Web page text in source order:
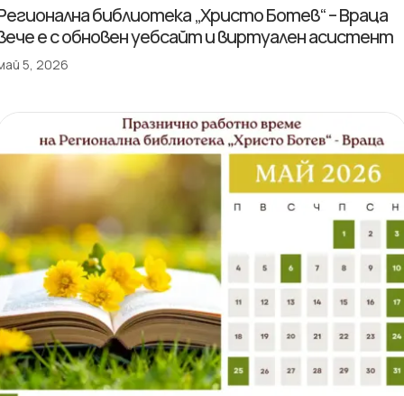
библиотека „Христо Ботев“ – Враца
е с обновен уебсайт и виртуален асистент
5, 2026